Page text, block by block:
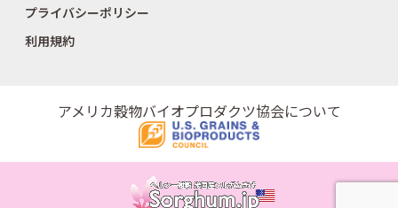
プライバシーポリシー
利用規約
アメリカ穀物バイオプロダクツ協会について